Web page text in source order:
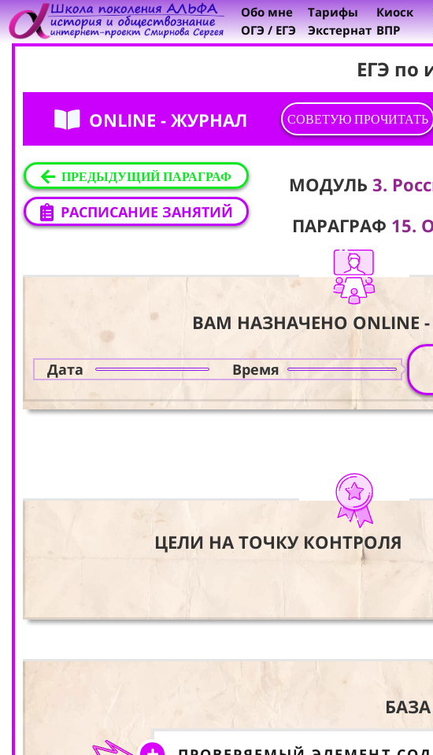
Обо мне
ОГЭ / ЕГЭ
Тарифы
Экстернат
Киоск
ВПР
ЕГЭ по
ONLINE - ЖУРНАЛ СОВЕТУЮ ПРОЧИТАТЬ
ПРЕДЫДУЩИЙ ПАРАГРАФ
РАСПИСАНИЕ ЗАНЯТИЙ
МОДУЛЬ 3.
ПАРАГРАФ 15.
ВАМ НАЗНАЧЕНО ONLINE
Дата Время
ЦЕЛИ НА ТОЧКУ КОНТРОЛЯ